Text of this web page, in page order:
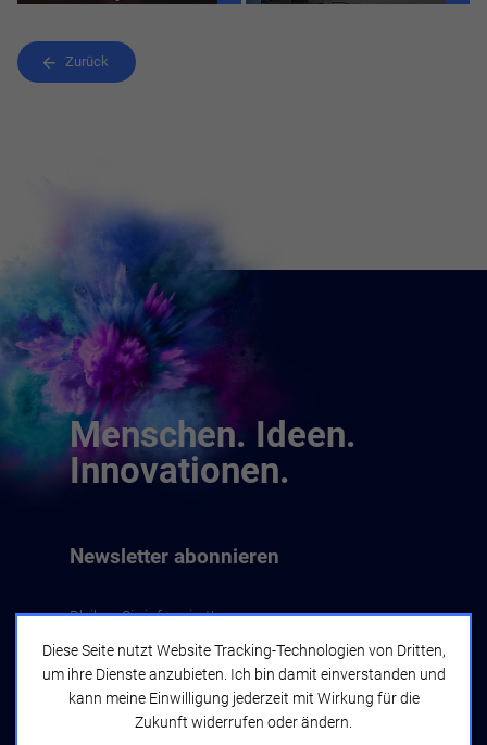
Zurück
Menschen. Ideen.
Innovationen.
Newsletter abonnieren
Bleiben Sie informiert!
Jetzt abonnieren
Diese Seite nutzt Website Tracking-Technologien von Dritten,
um ihre Dienste anzubieten. Ich bin damit einverstanden und
kann meine Einwilligung jederzeit mit Wirkung für die
Zukunft widerrufen oder ändern.